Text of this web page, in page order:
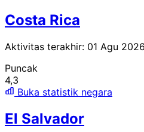
Costa Rica
Aktivitas terakhir: 01 Agu
Puncak
4,3
Buka statistik negara
El Salvador